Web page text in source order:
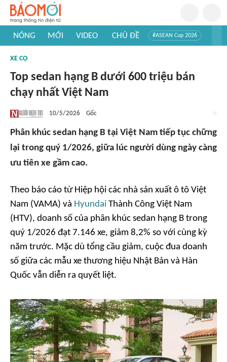
NÓNG MỚI VIDEO CHỦ ĐỀ #ASEAN Cup 2026
#Khám phá thế giới
XE CỘ
Top sedan hạng B dưới 600 triệu bán
chạy nhất Việt Nam
10/5/2026 Gốc
Phân khúc sedan hạng B tại Việt Nam tiếp tục chững
lại trong quý 1/2026, giữa lúc người dùng ngày càng
ưu tiên xe gầm cao.
Theo báo cáo từ Hiệp hội các nhà sản xuất ô tô Việt
Nam (VAMA) và Hyundai Thành Công Việt Nam
(HTV), doanh số của phân khúc sedan hạng B trong
quý 1/2026 đạt 7.146 xe, giảm 8,2% so với cùng kỳ
năm trước. Mặc dù tổng cầu giảm, cuộc đua doanh
số giữa các mẫu xe thương hiệu Nhật Bản và Hàn
Quốc vẫn diễn ra quyết liệt.